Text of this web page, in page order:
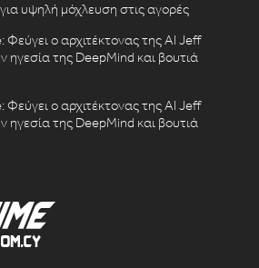
υψηλή μόχλευση στις αγορές
Φεύγει ο αρχιτέκτονας της AI Jeff
ηγεσία της DeepMind και βουτιά
Φεύγει ο αρχιτέκτονας της AI Jeff
ηγεσία της DeepMind και βουτιά